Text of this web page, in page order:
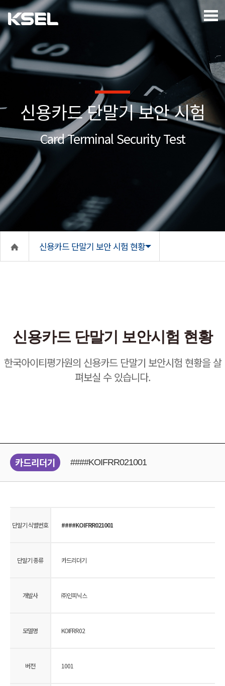
신용카드 단말기 보안 시험
Card Terminal Security Test
신용카드 단말기 보안 시험 현황
신용카드 단말기 보안시험 현황
한국아이티평가원의 신용카드 단말기 보안시험 현황을 살
펴보실 수 있습니다.
카드리더기 ####KOIFRR021001
단말기 식별번호 ####KOIFRR021001
단말기 종류 카드리더기
개발사 ㈜인피닉스
모델명 KOIFRR02
버전 1001